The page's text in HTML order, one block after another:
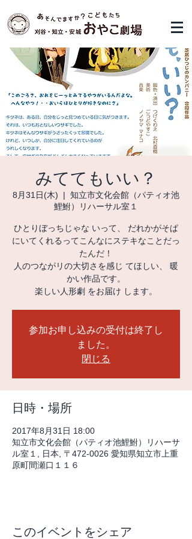
みててもいい？
8月31日(木)
  |
知立市文化会館（パティオ池
鯉鮒）リハーサル室１
ひとりぼっちじゃな いって、 だれかがそぱ
にいてくれるってこんなにステキなことだっ
たんだ！
人のつながリの大切さを感じ てほしい、 暖
かい作品です。
楽しい人形劇 をお届け します。
参加お申し込みの受付は終了し
ました。
閉じる
日時・場所
2017年8月31日 18:00
知立市文化会館（パティオ池鯉鮒）リハーサ
ル室１, 日本, 〒472-0026 愛知県知立市上重
原町間瀬口１１６
このイベントをシェア